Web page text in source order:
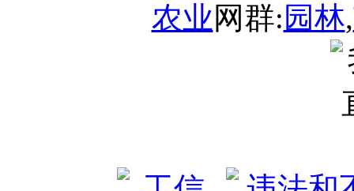
农业网群: 园林,